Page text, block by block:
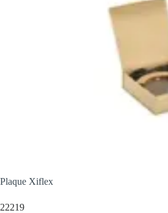
Plaque Xiflex
22219